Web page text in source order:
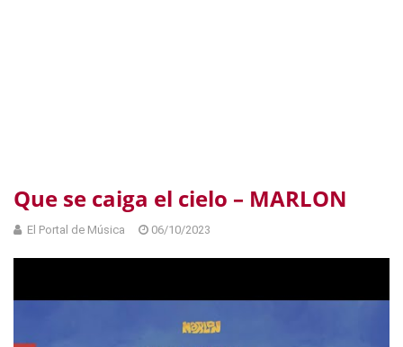
Que se caiga el cielo – MARLON
El Portal de Música 06/10/2023